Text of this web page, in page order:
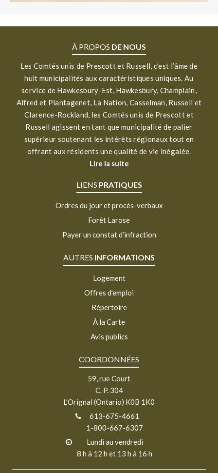
À PROPOS DE NOUS
Les Comtés unis de Prescott et Russell, c’est l’âme de
huit municipalités aux caractéristiques uniques. Au
service de Hawkesbury-Est, Hawkesbury, Champlain,
Alfred et Plantagenet, La Nation, Casselman, Russell et
Clarence-Rockland, les Comtés unis de Prescott et
Russell agissent en tant que municipalité de palier
supérieur soutenant les intérêts régionaux tout en
offrant aux résidents une qualité de vie inégalée.
Lire la suite
LIENS PRATIQUES
Ordres du jour et procès-verbaux
Forêt Larose
Payer un constat d’infraction
AUTRES INFORMATIONS
Logement
Offres d’emploi
Répertoire
À la Carte
Avis publics
COORDONNÉES
59, rue Court
C. P. 304
L’Orignal (Ontario) K0B 1K0
613-675-4661
1-800-667-6307
Lundi au vendredi
8 h à 12 h et 13 h à 16 h